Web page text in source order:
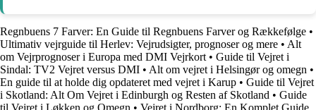
Regnbuens 7 Farver: En Guide til Regnbuens Farver og Rækkefølge •
Ultimativ vejrguide til Herlev: Vejrudsigter, prognoser og mere • Alt
om Vejrprognoser i Europa med DMI Vejrkort • Guide til Vejret i
Sindal: TV2 Vejret versus DMI • Alt om vejret i Helsingør og omegn •
En guide til at holde dig opdateret med vejret i Karup • Guide til Vejret
i Skotland: Alt Om Vejret i Edinburgh og Resten af Skotland • Guide
til Vejret i Løkken og Omegn • Vejret i Nordborg: En Komplet Guide